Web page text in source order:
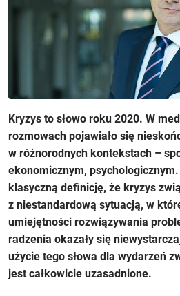
Kryzys to słowo roku 2020. W
rozmowach pojawiało się
w różnorodnych kontekstach –
ekonomicznym,
klasyczną definicję, że kryzys
z niestandardową sytuacją, w
umiejętności rozwiązywania
radzenia okazały się
użycie tego słowa dla wydarzeń
jest całkowicie uzasadnione.